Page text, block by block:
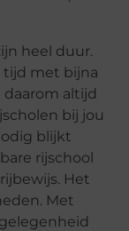
heel duur.
tijd met bijna
altijd
bij jou
blijkt
rijschool
Het
Met